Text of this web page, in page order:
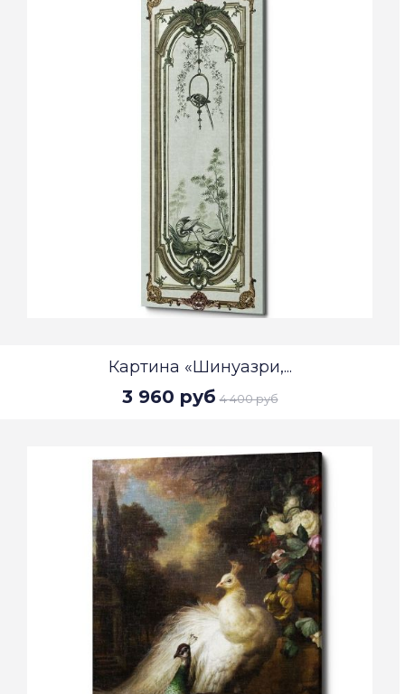
Картина «Шинуазри,...
3 960 руб 4 400 руб